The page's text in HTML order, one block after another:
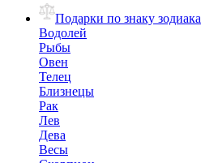
Подарки по знаку зодиака
Водолей
Рыбы
Овен
Телец
Близнецы
Рак
Лев
Дева
Весы